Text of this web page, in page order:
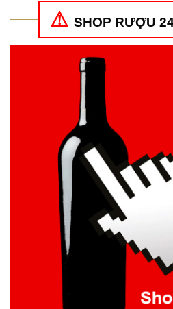
SHOP RƯỢU